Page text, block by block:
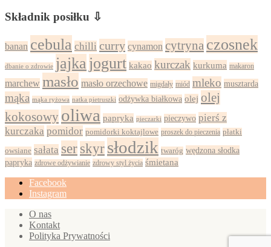
Składnik posiłku ⇩
banan cebula chilli curry cynamon cytryna czosnek
dbanie o zdrowie jajka jogurt kakao kurczak kurkuma makaron
marchew masło masło orzechowe migdały miód mleko musztarda
mąka mąka ryżowa natka pietruszki odżywka białkowa olej olej
kokosowy oliwa papryka pieczarki pieczywo pierś z
kurczaka pomidor pomidorki koktajlowe proszek do pieczenia płatki
owsiane sałata ser skyr słodzik twaróg wędzona słodka
papryka zdrowe odżywianie zdrowy styl życia śmietana
Facebook
Instagram
O nas
Kontakt
Polityka Prywatności